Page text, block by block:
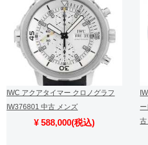
IWC アクアタイマー クロノグラフ
IW376801 中古 メンズ
¥ 588,000(税込)